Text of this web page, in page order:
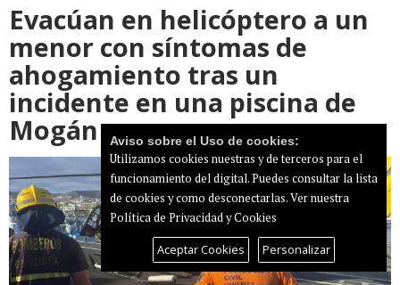
Evacúan en helicóptero a un
menor con síntomas de
ahogamiento tras un
incidente en una piscina de
Mogán Aviso sobre el Uso de cookies:
Utilizamos cookies nuestras y de terceros para el
funcionamiento del digital. Puedes consultar la lista
de cookies y como desconectarlas.Ver nuestra
Política de Privacidad y Cookies
Aceptar Cookies Personalizar